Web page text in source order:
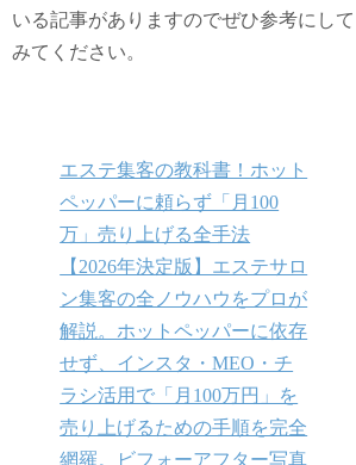
いる記事がありますのでぜひ参考にして
みてください。
エステ集客の教科書！ホット
ペッパーに頼らず「月100
万」売り上げる全手法
【2026年決定版】エステサロ
ン集客の全ノウハウをプロが
解説。ホットペッパーに依存
せず、インスタ・MEO・チ
ラシ活用で「月100万円」を
売り上げるための手順を完全
網羅。ビフォーアフター写真